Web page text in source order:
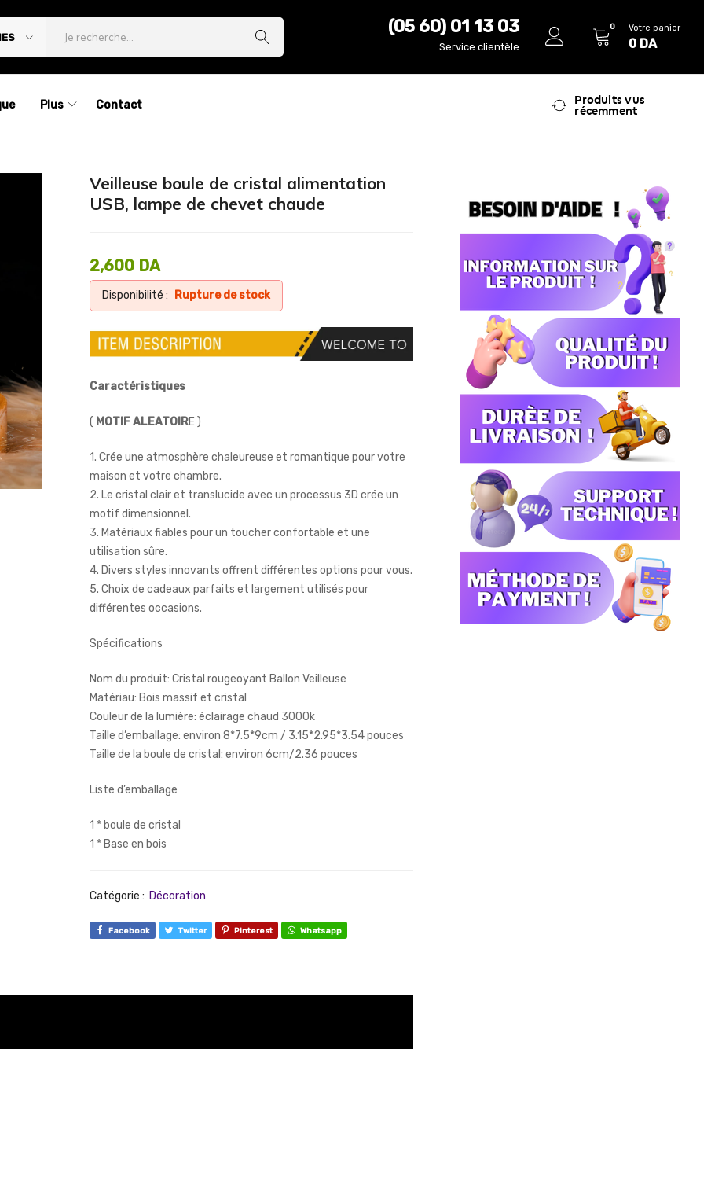
(05 60) 01 13 03
Service clientèle
0 Votre panier
0 DA
Plus Contact
Produits vus
récemment
Veilleuse boule de cristal alimentation
USB, lampe de chevet chaude
2,600 DA
Disponibilité : Rupture de stock
Caractéristiques
( MOTIF ALEATOIRE )
1. Crée une atmosphère chaleureuse et romantique pour votre
maison et votre chambre.
2. Le cristal clair et translucide avec un processus 3D crée un
motif dimensionnel.
3. Matériaux fiables pour un toucher confortable et une
utilisation sûre.
4. Divers styles innovants offrent différentes options pour vous.
5. Choix de cadeaux parfaits et largement utilisés pour
différentes occasions.
Spécifications
Nom du produit: Cristal rougeoyant Ballon Veilleuse
Matériau: Bois massif et cristal
Couleur de la lumière: éclairage chaud 3000k
Taille d’emballage: environ 8*7.5*9cm / 3.15*2.95*3.54 pouces
Taille de la boule de cristal: environ 6cm/2.36 pouces
Liste d’emballage
1 * boule de cristal
1 * Base en bois
Catégorie : Décoration
Facebook Twitter Pinterest Whatsapp